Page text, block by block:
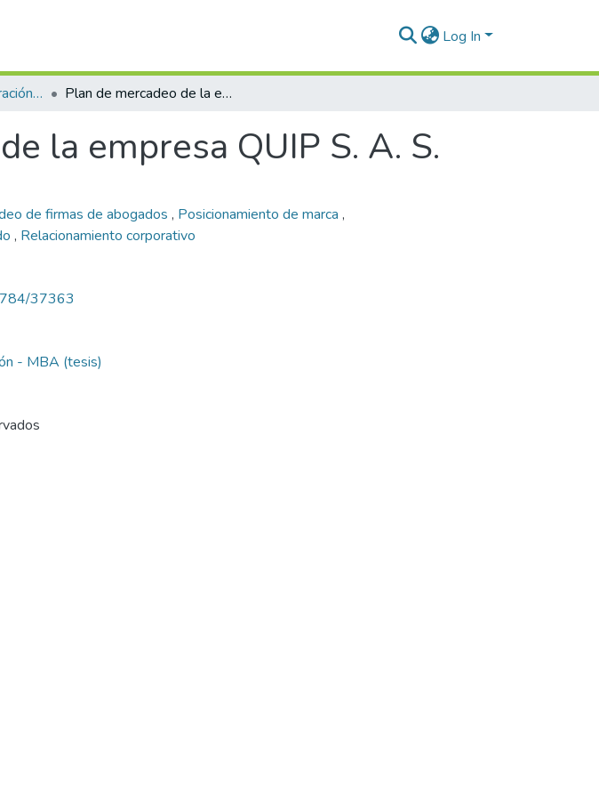
Log In
Maestría en Administración - MBA (tesis) Plan de mercadeo de la empresa QUIP S. A. S.
la empresa QUIP S. A. S.
de firmas de abogados , Posicionamiento de marca ,
, Relacionamiento corporativo
37363
- MBA (tesis)